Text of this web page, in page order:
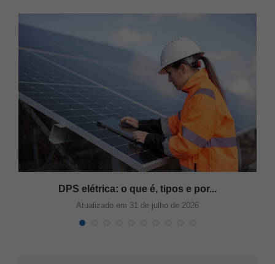
DPS elétrica: o que é, tipos e por...
Atualizado em 31 de julho de 2026